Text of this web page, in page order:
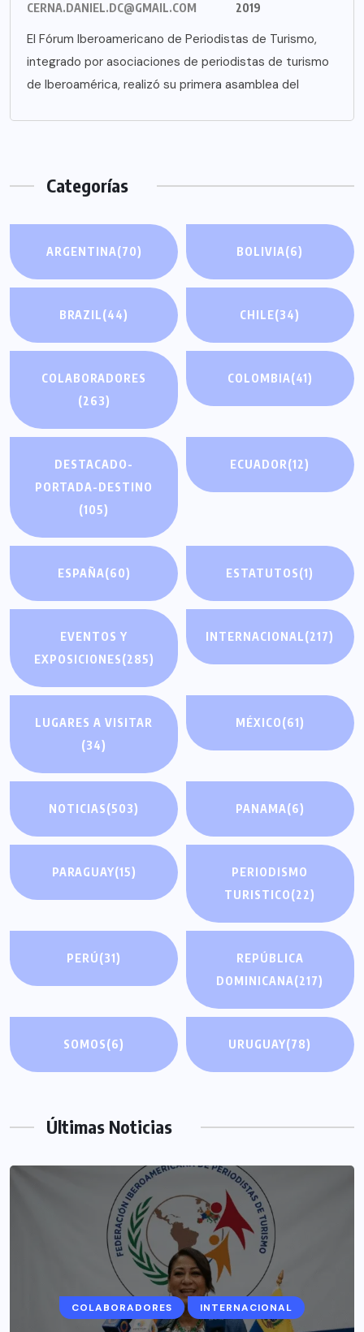
CERNA.DANIEL.DC@GMAIL.COM
2019
El Fórum Iberoamericano de Periodistas de Turismo,
integrado por asociaciones de periodistas de turismo
de Iberoamérica, realizó su primera asamblea del
Categorías
ARGENTINA(70) BOLIVIA(6)
BRAZIL(44) CHILE(34)
COLABORADORES
(263)
COLOMBIA(41)
DESTACADO-
PORTADA-DESTINO
(105)
ECUADOR(12)
ESPAÑA(60) ESTATUTOS(1)
EVENTOS Y
EXPOSICIONES(285)
INTERNACIONAL(217)
LUGARES A VISITAR
(34)
MÉXICO(61)
NOTICIAS(503) PANAMA(6)
PARAGUAY(15)
PERIODISMO
TURISTICO(22)
PERÚ(31)
REPÚBLICA
DOMINICANA(217)
SOMOS(6) URUGUAY(78)
Últimas Noticias
COLABORADORES INTERNACIONAL